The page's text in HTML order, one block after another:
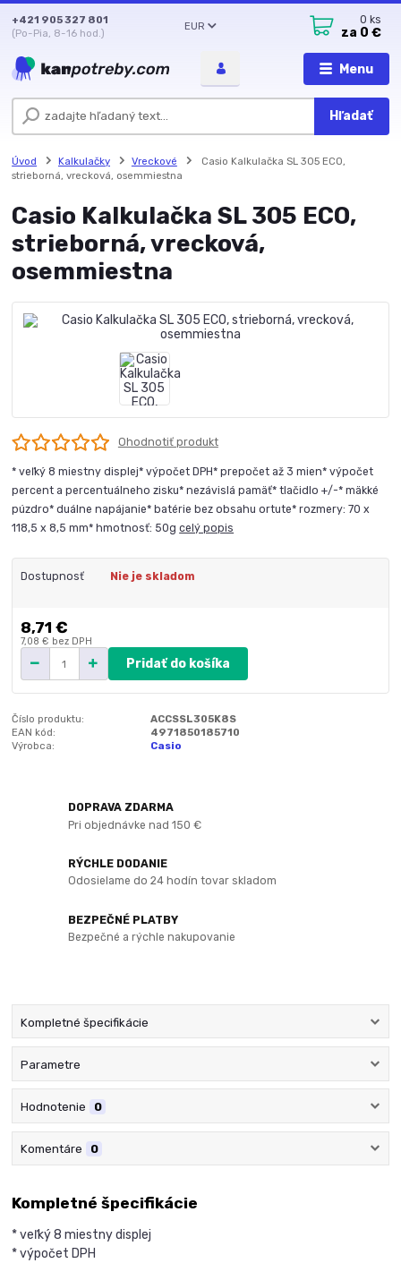
Menu
EUR
Hľadať
+421 905 327 801
(Po-Pia, 8-16 hod.)
0 ks
za 0 €
Úvod Kalkulačky Vreckové
Casio Kalkulačka SL 305 ECO,
strieborná, vrecková, osemmiestna
Casio Kalkulačka SL 305 ECO,
strieborná, vrecková,
osemmiestna
Ohodnotiť produkt
* veľký 8 miestny displej* výpočet DPH* prepočet až 3 mien* výpočet
percent a percentuálneho zisku* nezávislá pamäť* tlačidlo +/-* mäkké
púzdro* duálne napájanie* batérie bez obsahu ortute* rozmery: 70 x
118,5 x 8,5 mm* hmotnosť: 50gcelý popis
Dostupnosť Nie je skladom
8,71 €
7,08 € bez DPH
Pridať do košíka
Číslo produktu:
ACCSSL305K8S
EAN kód:
4971850185710
Výrobca:
Casio
DOPRAVA ZDARMA
Pri objednávke nad 150 €
RÝCHLE DODANIE
Odosielame do 24 hodín tovar skladom
BEZPEČNÉ PLATBY
Bezpečné a rýchle nakupovanie
Kompletné špecifikácie
Parametre
Hodnotenie 0
Komentáre 0
Kompletné špecifikácie
* veľký 8 miestny displej
* výpočet DPH